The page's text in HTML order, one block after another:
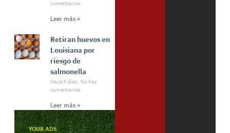
comentarios
Leer más »
Retiran huevos en
Louisiana por
riesgo de
salmonella
Hace 5 días
No hay
comentarios
Leer más »
YOUR ADS